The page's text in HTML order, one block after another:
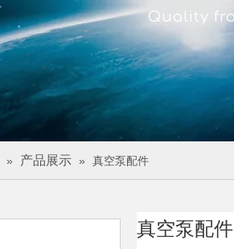
Quality
» 产品展示 » 真空泵配件
真空泵配件